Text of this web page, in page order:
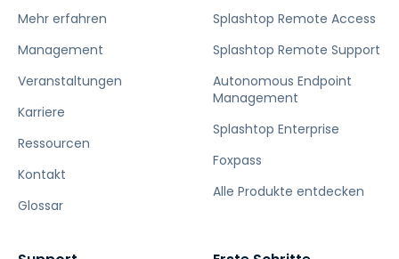
Mehr erfahren
Management
Veranstaltungen
Karriere
Ressourcen
Kontakt
Glossar
Splashtop Remote Access
Splashtop Remote Support
Autonomous Endpoint
Management
Splashtop Enterprise
Foxpass
Alle Produkte entdecken